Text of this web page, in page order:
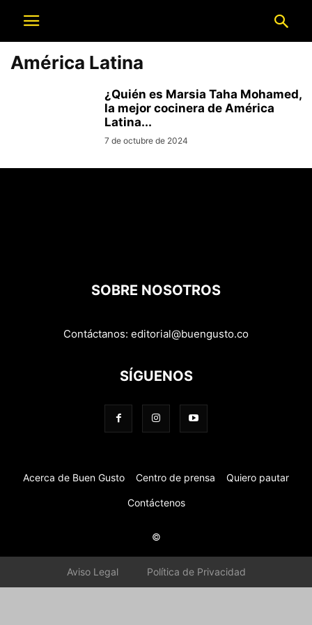
América Latina
¿Quién es Marsia Taha Mohamed,
la mejor cocinera de América
Latina...
7 de octubre de 2024
SOBRE NOSOTROS
Contáctanos: editorial@buengusto.co
SÍGUENOS
Acerca de Buen Gusto Centro de prensa Quiero pautar
Contáctenos
©
Aviso Legal Política de Privacidad